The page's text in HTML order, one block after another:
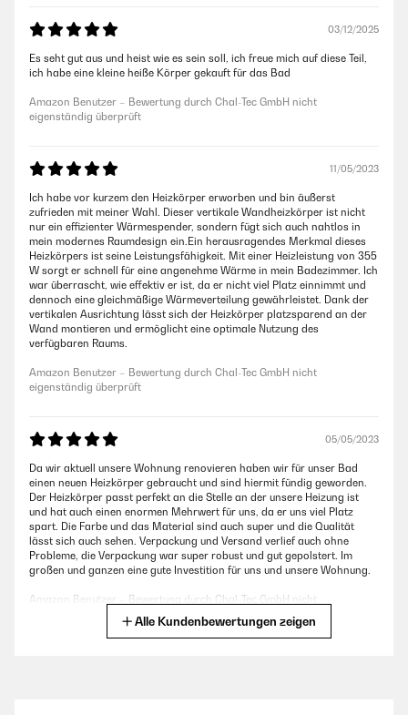
03/12/2025
Es seht gut aus und heist wie es sein soll, ich freue mich auf diese Teil,
ich habe eine kleine heiße Körper gekauft für das Bad
Amazon Benutzer – Bewertung durch Chal-Tec GmbH nicht
eigenständig überprüft
11/05/2023
Ich habe vor kurzem den Heizkörper erworben und bin äußerst
zufrieden mit meiner Wahl. Dieser vertikale Wandheizkörper ist nicht
nur ein effizienter Wärmespender, sondern fügt sich auch nahtlos in
mein modernes Raumdesign ein.Ein herausragendes Merkmal dieses
Heizkörpers ist seine Leistungsfähigkeit. Mit einer Heizleistung von 355
W sorgt er schnell für eine angenehme Wärme in mein Badezimmer. Ich
war überrascht, wie effektiv er ist, da er nicht viel Platz einnimmt und
dennoch eine gleichmäßige Wärmeverteilung gewährleistet. Dank der
vertikalen Ausrichtung lässt sich der Heizkörper platzsparend an der
Wand montieren und ermöglicht eine optimale Nutzung des
verfügbaren Raums.
Amazon Benutzer – Bewertung durch Chal-Tec GmbH nicht
eigenständig überprüft
05/05/2023
Da wir aktuell unsere Wohnung renovieren haben wir für unser Bad
einen neuen Heizkörper gebraucht und sind hiermit fündig geworden.
Der Heizkörper passt perfekt an die Stelle an der unsere Heizung ist
und hat auch einen enormen Mehrwert für uns, da er uns viel Platz
spart. Die Farbe und das Material sind auch super und die Qualität
lässt sich auch sehen. Verpackung und Versand verlief auch ohne
Probleme, die Verpackung war super robust und gut gepolstert. Im
großen und ganzen eine gute Investition für uns und unsere Wohnung.
Amazon Benutzer – Bewertung durch Chal-Tec GmbH nicht
eigenständig überprüftAlle Kundenbewertungen zeigen